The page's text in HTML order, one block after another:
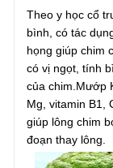
Theo y học cổ
bình, có tác
họng giúp chim
có vị ngọt, tính
của chim.Mướp
Mg, vitamin B1,
giúp lông chim
đoạn thay lông.